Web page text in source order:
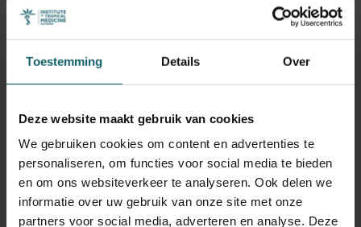
Toestemming Details Over
Deze website maakt gebruik van cookies
We gebruiken cookies om content en advertenties te
personaliseren, om functies voor social media te bieden
en om ons websiteverkeer te analyseren. Ook delen we
informatie over uw gebruik van onze site met onze
partners voor social media, adverteren en analyse. Deze
ITG-directeur
Gerelateerde artikels
Access to essential medicines for
noncommunicable diseases during conflicts:
The case cardiovascular diseases, diabetes
and epilepsy in Northern Syria(PLOS Global